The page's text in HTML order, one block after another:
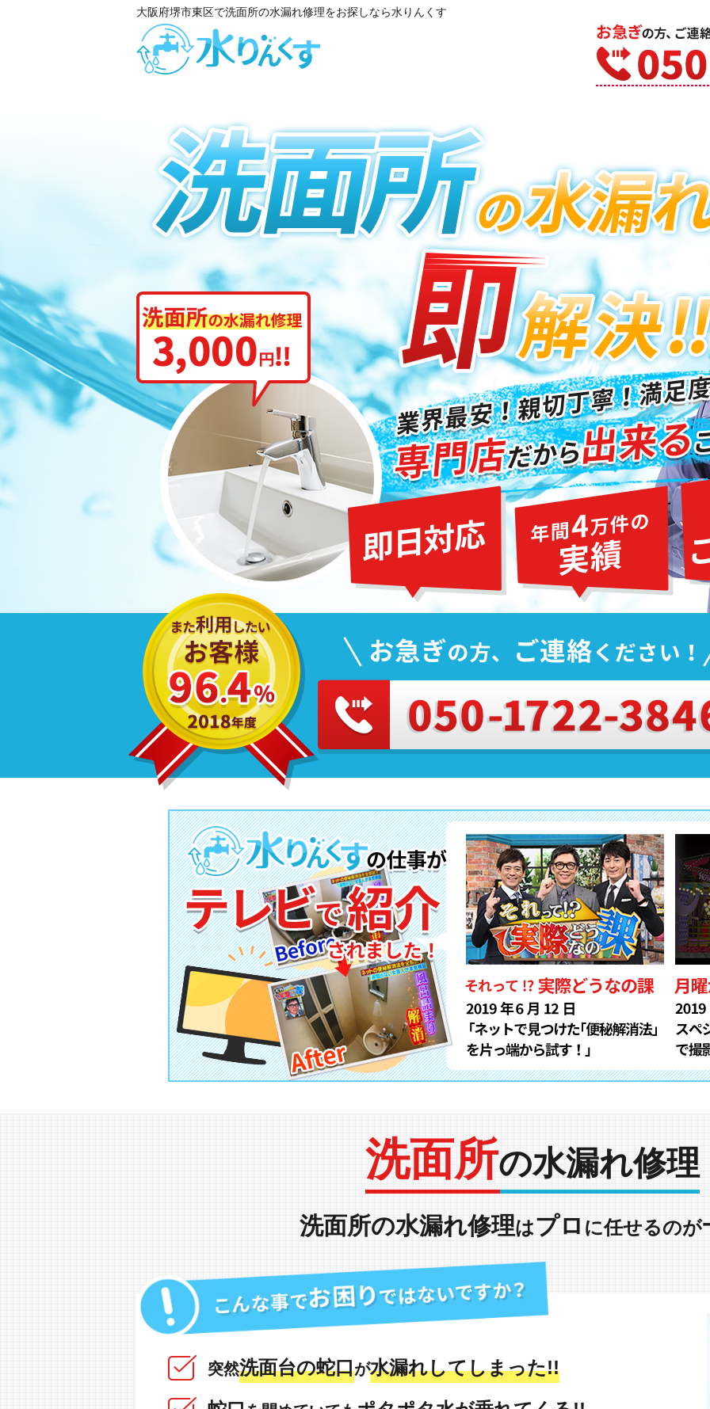
大阪府堺市東区で洗面所の水漏れ修理をお探しなら水りんくす
洗面所の水漏れ修理
洗面所の水漏れ修理はプロ に任せるのが
突然洗面台の蛇口が水漏れしてしまった!!